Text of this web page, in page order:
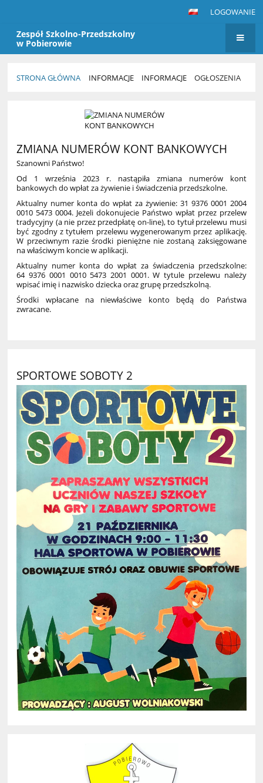
LOGOWANIE
Zespół Szkolno-Przedszkolny
w Pobierowie
STRONA GŁÓWNA INFORMACJE INFORMACJE OGŁOSZENIA
ZMIANA NUMERÓW KONT BANKOWYCH
Szanowni Państwo!
Od 1 września 2023 r. nastąpiła zmiana numerów kont
bankowych do wpłat za żywienie i świadczenia przedszkolne.
Aktualny numer konta do wpłat za żywienie: 31 9376 0001 2004
0010 5473 0004. Jeżeli dokonujecie Państwo wpłat przez przelew
tradycyjny (a nie przez przedpłatę on-line), to tytuł przelewu musi
być zgodny z tytułem przelewu wygenerowanym przez aplikację.
W przeciwnym razie środki pieniężne nie zostaną zaksięgowane
na właściwym koncie w aplikacji.
Aktualny numer konta do wpłat za świadczenia przedszkolne:
64 9376 0001 0010 5473 2001 0001. W tytule przelewu należy
wpisać imię i nazwisko dziecka oraz grupę przedszkolną.
Środki wpłacane na niewłaściwe konto będą do Państwa
zwracane.
SPORTOWE SOBOTY 2